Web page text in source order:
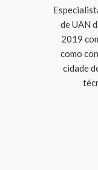
de UAN
2019
como
cidade